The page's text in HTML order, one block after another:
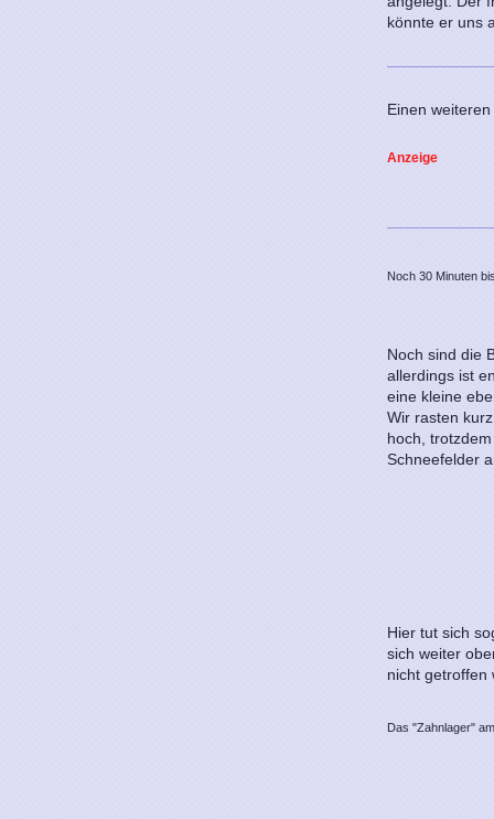
könnte er uns
Einen
Anzeige
Noch 30 Minuten
Noch sind die
allerdings ist
eine kleine
Wir rasten
hoch,
Schneefelder
Hier tut sich
sich weiter
nicht getroffen
Das "Zahnlager"